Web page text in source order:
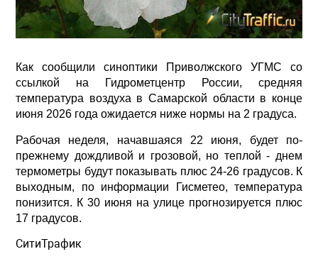
Как сообщили синоптики Приволжского УГМС со
ссылкой на Гидрометцентр России, средняя
температура воздуха в Самарской области в конце
июня 2026 года ожидается ниже нормы на 2 градуса.
Рабочая неделя, начавшаяся 22 июня, будет по-
прежнему дождливой и грозовой, но теплой - днем
термометры будут показывать плюс 24-26 градусов. К
выходным, по информации Гисметео, температура
понизится. К 30 июня на улице прогнозируется плюс
17 градусов.
СитиТрафик